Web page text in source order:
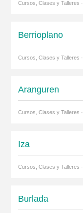
Cursos, Clases y Talleres
Berrioplano
Cursos, Clases y Talleres
Aranguren
Cursos, Clases y Talleres
Iza
Cursos, Clases y Talleres
Burlada